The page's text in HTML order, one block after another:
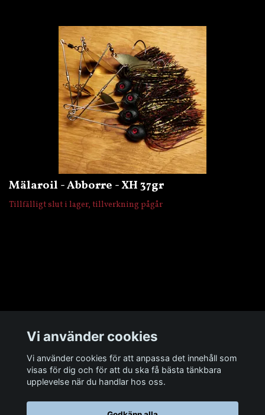
Mälaroil - Abborre - XH 37gr
Tillfälligt slut i lager, tillverkning pågår
Sociala medier
Vi använder cookies
Vi använder cookies för att anpassa det innehåll som
visas för dig och för att du ska få bästa tänkbara
upplevelse när du handlar hos oss.